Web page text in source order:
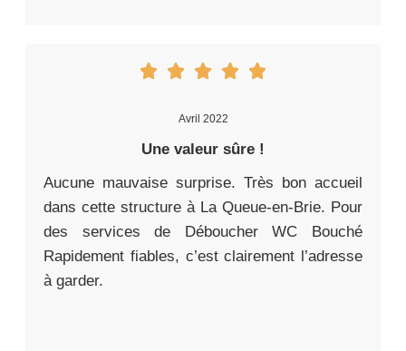
Avril 2022
Une valeur sûre !
Aucune mauvaise surprise. Très bon accueil
dans cette structure à La Queue-en-Brie. Pour
des services de Déboucher WC Bouché
Rapidement fiables, c’est clairement l’adresse
à garder.